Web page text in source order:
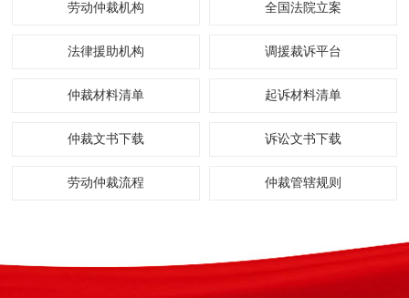
劳动仲裁机构 全国法院立案
法律援助机构 调援裁诉平台
仲裁材料清单 起诉材料清单
仲裁文书下载 诉讼文书下载
劳动仲裁流程 仲裁管辖规则